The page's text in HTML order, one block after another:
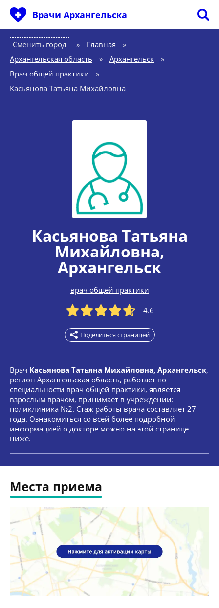
Врачи Архангельска
Сменить город Главная
»
Архангельская область
» Архангельск
»
Врач общей практики
»
Касьянова Татьяна Михайловна
Касьянова Татьяна
Михайловна,
Архангельск
врач общей практики
4.6
Поделиться страницей
Врач Касьянова Татьяна Михайловна, Архангельск,
регион Архангельская область, работает по
специальности врач общей практики, является
взрослым врачом, принимает в учреждении:
поликлиника №2. Стаж работы врача составляет 27
года. Ознакомиться со всей более подробной
информацией о докторе можно на этой странице
ниже.
Места приема